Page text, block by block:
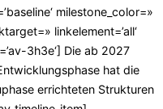
milestone_color=»
linkelement=’all‘
3h3e‘] Die ab 2027
hat die
errichteten Strukturen